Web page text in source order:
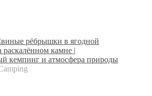
рёбрышки в ягодной
раскалённом камне |
кемпинг и атмосфера природы